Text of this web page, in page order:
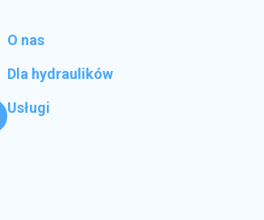
O nas
Dla hydraulików
Usługi